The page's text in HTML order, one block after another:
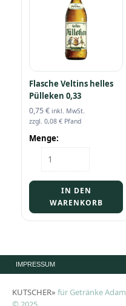
Flasche Veltins helles
Pülleken 0,33
0,75€ inkl. MwSt.
zzgl. 0,08 € Pfand
Menge:
Flasche
Veltins
Pülleken
0,33
Menge
IN DEN
WARENKORB
IMPRESSUM
KUTSCHER» für Getränke Adam